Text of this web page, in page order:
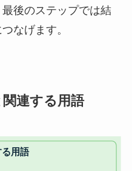
後のステップでは結
なげます。
連する用語